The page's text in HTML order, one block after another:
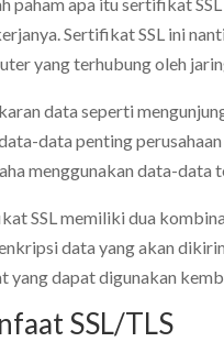
Sertifikat SSL ini
yang terhubung oleh
data seperti
data penting
menggunakan data-data
SSL memiliki dua
data yang akan
yang dapat digunakan
SSL/TLS